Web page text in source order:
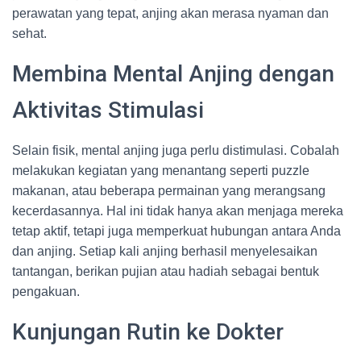
perawatan yang tepat, anjing akan merasa nyaman dan
sehat.
Membina Mental Anjing dengan
Aktivitas Stimulasi
Selain fisik, mental anjing juga perlu distimulasi. Cobalah
melakukan kegiatan yang menantang seperti puzzle
makanan, atau beberapa permainan yang merangsang
kecerdasannya. Hal ini tidak hanya akan menjaga mereka
tetap aktif, tetapi juga memperkuat hubungan antara Anda
dan anjing. Setiap kali anjing berhasil menyelesaikan
tantangan, berikan pujian atau hadiah sebagai bentuk
pengakuan.
Kunjungan Rutin ke Dokter